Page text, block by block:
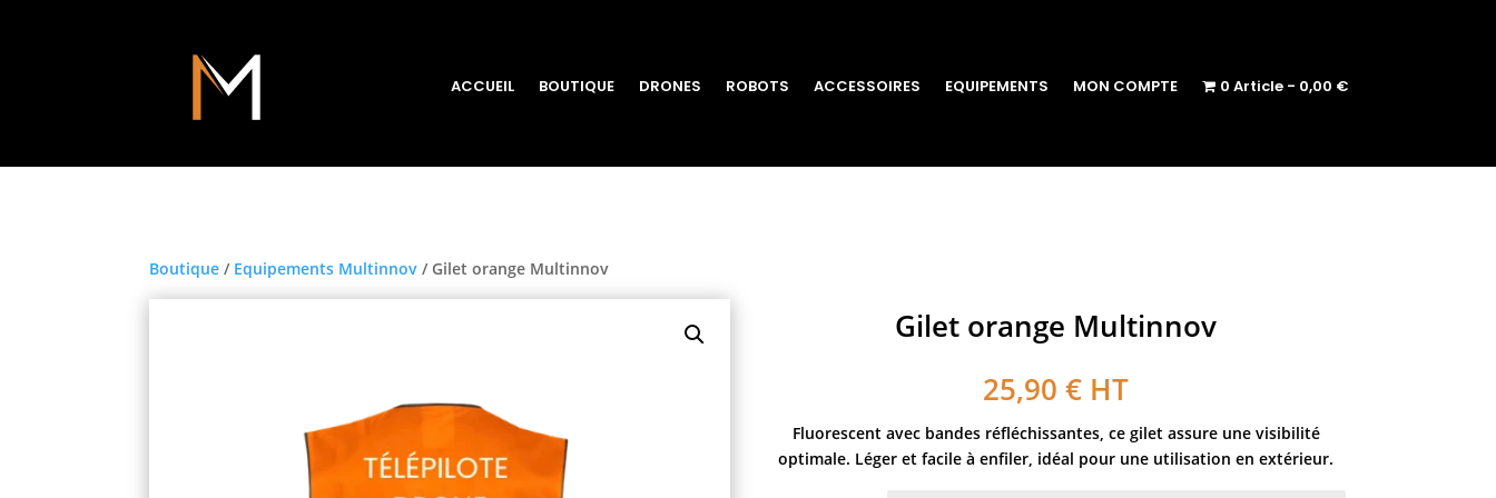
ACCUEIL BOUTIQUE DRONES ROBOTS ACCESSOIRES EQUIPEMENTS MON COMPTE 0 Article 0,00 €
Boutique / Equipements Multinnov / Gilet orange Multinnov
Gilet orange Multinnov
25,90€ HT
Fluorescent avec bandes réfléchissantes, ce gilet assure une visibilité
optimale. Léger et facile à enfiler, idéal pour une utilisation en extérieur.